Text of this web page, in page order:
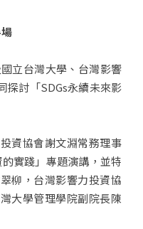
立台灣大學、台灣影響
探討「SDGs永續未來影
資協會謝文淵常務理事
實踐」專題演講，並特
柳，台灣影響力投資協
大學管理學院副院長陳